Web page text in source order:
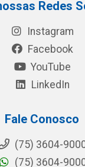
Redes
Instagram
Facebook
YouTube
LinkedIn
Fale Conosco
(75) 3604-
(75) 3604-